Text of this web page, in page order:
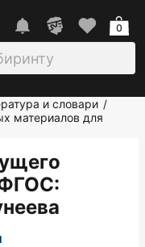
0
и словари /
материалов для
ФГОС: